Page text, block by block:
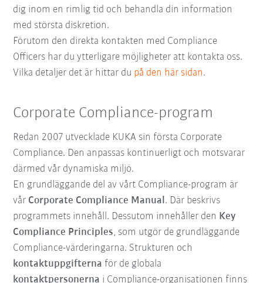
dig inom en rimlig tid och behandla din information
med största diskretion.
Förutom den direkta kontakten med Compliance
Officers har du ytterligare möjligheter att kontakta oss.
Vilka detaljer det är hittar du på den här sidan.
Corporate Compliance-program
Redan 2007 utvecklade KUKA sin första Corporate
Compliance. Den anpassas kontinuerligt och motsvarar
därmed vår dynamiska miljö.
En grundläggande del av vårt Compliance-program är
vår Corporate Compliance Manual. Där beskrivs
programmets innehåll. Dessutom innehåller den Key
Compliance Principles, som utgör de grundläggande
Compliance-värderingarna. Strukturen och
kontaktuppgifterna för de globala
kontaktpersonerna i Compliance-organisationen finns